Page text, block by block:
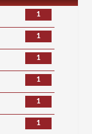
1
1
1
1
1
1